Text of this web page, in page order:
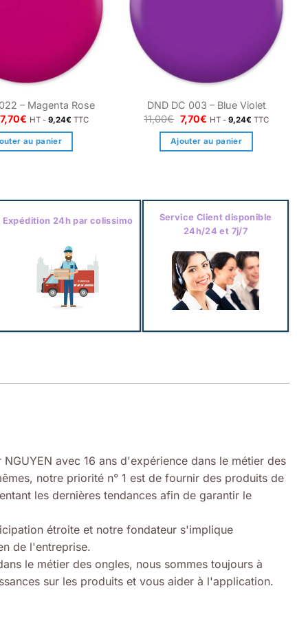
– Magenta Rose
:
7,70€Le
actuel
est :
HT - 9,24€ TTC
au panier
DND DC 003 – Blue Violet
11,00€ Le
prix
initial
était :
7,70€Le
actuel
est :
HT - 9,24€ TTC
Ajouter au panier
Expédition 24h par colissimo
Service Client disponible
24h/24 et 7j/7
avec 16 ans d'expérience dans le métier des
notre priorité n° 1 est de fournir des produits de
les dernières tendances afin de garantir le
étroite et notre fondateur s'implique
de l'entreprise.
le métier des ongles, nous sommes toujours à
sur les produits et vous aider à l'application.